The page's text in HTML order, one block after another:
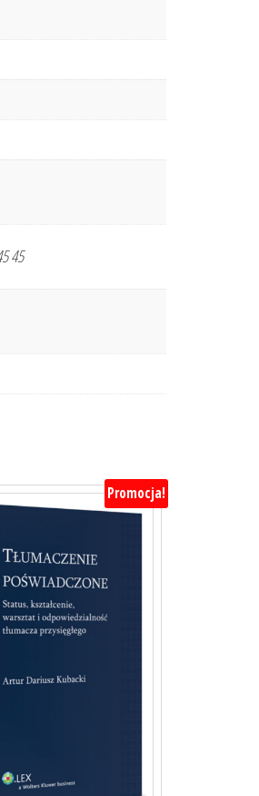
45
Promocja!